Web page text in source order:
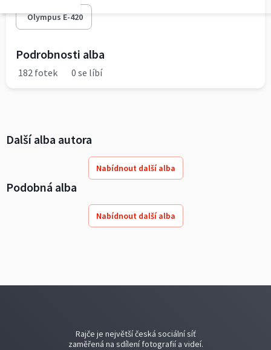
Olympus E-420
Podrobnosti alba
182 fotek 0 se líbí
Další alba autora
Nabídnout další alba
Podobná alba
Nabídnout další alba
Rajče je největší česká sociální síť
zaměřená na sdílení fotografií a videí.